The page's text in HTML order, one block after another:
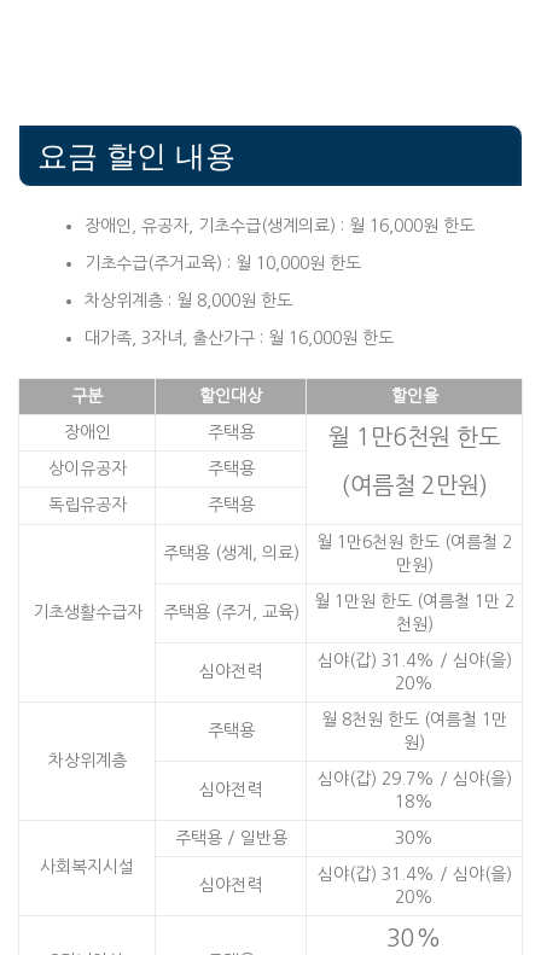
요금 할인 내용
장애인, 유공자, 기초수급(생계의료) : 월 16,000원 한도
기초수급(주거교육) : 월 10,000원 한도
차상위계층 : 월 8,000원 한도
대가족, 3자녀, 출산가구 : 월 16,000원 한도
구분 할인대상 할인율
장애인 주택용 월 1만6천원 한도
(여름철 2만원)
상이유공자 주택용
독립유공자 주택용
기초생활수급자
주택용 (생계, 의료)
월 1만6천원 한도 (여름철 2
만원)
주택용 (주거, 교육)
월 1만원 한도 (여름철 1만 2
천원)
심야전력
심야(갑) 31.4% / 심야(을)
20%
차상위계층
주택용
월 8천원 한도 (여름철 1만
원)
심야전력
심야(갑) 29.7% / 심야(을)
18%
사회복지시설
주택용 / 일반용 30%
심야전력
심야(갑) 31.4% / 심야(을)
20%
30%